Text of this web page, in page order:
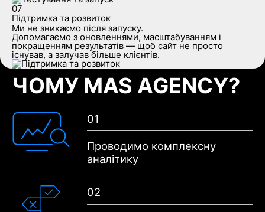
07
Підтримка та розвиток
Ми не зникаємо після запуску.
Допомагаємо з оновленнями, масштабуванням і
покращенням результатів — щоб сайт не просто
існував, а залучав більше клієнтів.
ЧОМУ MAS AGENCY?
01
Проводимо комплексну
аналітику
02